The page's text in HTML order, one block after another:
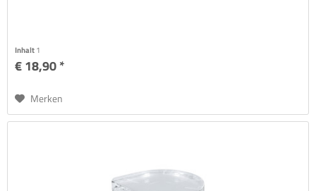
Inhalt1
€ 18,90 *
Merken